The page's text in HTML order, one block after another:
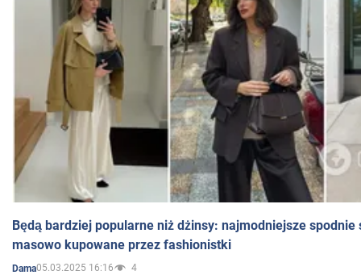
Będą bardziej popularne niż dżinsy: najmodniejsze spodnie
masowo kupowane przez fashionistki
Dama05.03.2025 16:16 4